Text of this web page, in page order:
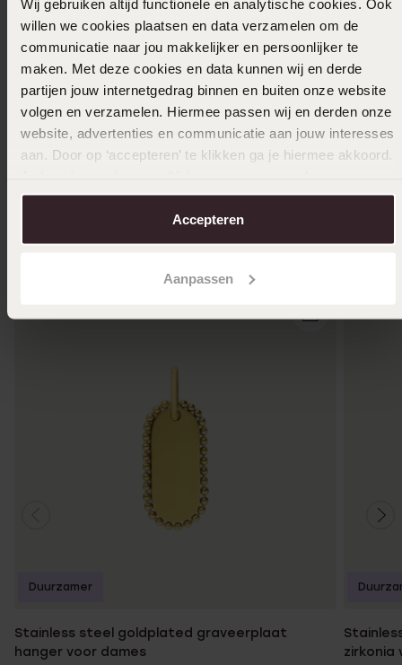
Wij gebruiken altijd functionele en analytische cookies. Ook
willen we cookies plaatsen en data verzamelen om de
communicatie naar jou makkelijker en persoonlijker te
maken. Met deze cookies en data kunnen wij en derde
partijen jouw internetgedrag binnen en buiten onze website
volgen en verzamelen. Hiermee passen wij en derden onze
website, advertenties en communicatie aan jouw interesses
aan. Door op ‘accepteren’ te klikken ga je hiermee akkoord.
over in onscookiebeleid.
Accepteren
Aanpassen
Anderen kochten ook
Stainless steel goldplated graveerplaat
hanger voor dames
Duurzamer
zirkonia